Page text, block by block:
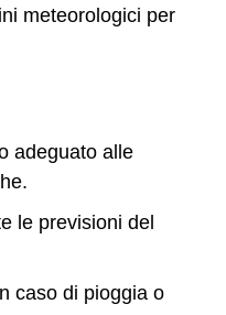
meteorologici per
adeguato alle
le previsioni del
caso di pioggia o